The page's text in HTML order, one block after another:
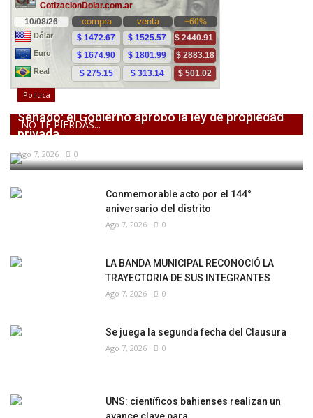
NO TE PIERDAS...
Politica
Senado: el Gobierno aprobó la ley de propiedad
privada,...
Ago 7, 2026 0
Conmemorable acto por el 144°
aniversario del distrito
Ago 7, 2026 0
LA BANDA MUNICIPAL RECONOCIÓ LA
TRAYECTORIA DE SUS INTEGRANTES
Ago 7, 2026 0
Se juega la segunda fecha del Clausura
Ago 7, 2026 0
UNS: científicos bahienses realizan un
avance clave para...